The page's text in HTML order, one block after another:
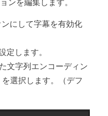
ンを編集します。
ンにして字幕を有効化
定します。
文字列エンコーディン
選択します。（デフ